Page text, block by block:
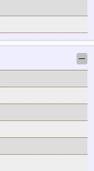
─